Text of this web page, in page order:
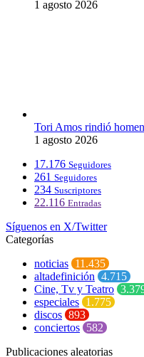
1 agosto 2026
Tori Amos rindió
1 agosto 2026
17.176 Seguidores
261 Seguidores
234 Suscriptores
22.116 Entradas
Síguenos en X/Twitter
Categorías
noticias 11.435
altadefinición 4.715
Cine, Tv y Teatro
especiales 1.775
discos 893
conciertos 582
Publicaciones aleatorias